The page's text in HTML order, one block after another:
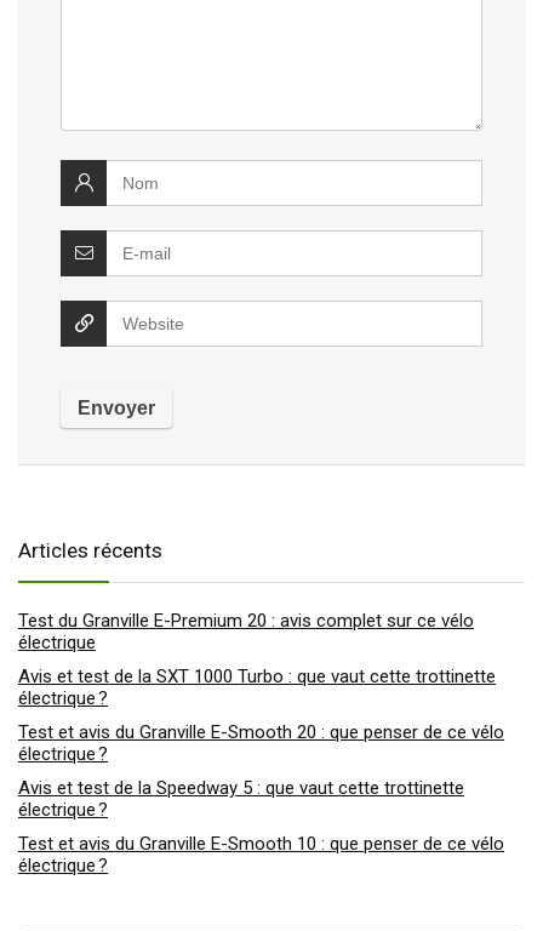
Articles récents
Test du Granville E-Premium 20 : avis complet sur ce vélo
électrique
Avis et test de la SXT 1000 Turbo : que vaut cette trottinette
électrique ?
Test et avis du Granville E-Smooth 20 : que penser de ce vélo
électrique ?
Avis et test de la Speedway 5 : que vaut cette trottinette
électrique ?
Test et avis du Granville E-Smooth 10 : que penser de ce vélo
électrique ?